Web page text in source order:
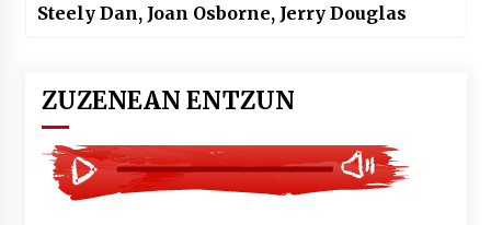
Steely Dan, Joan Osborne, Jerry Douglas
ZUZENEAN ENTZUN